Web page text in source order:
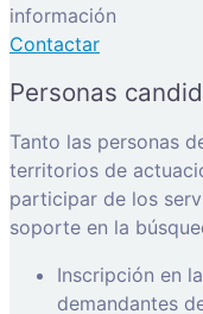
información
Contactar
Personas
Tanto las personas
territorios de
participar de los
soporte en la
Inscripción en
demandantes